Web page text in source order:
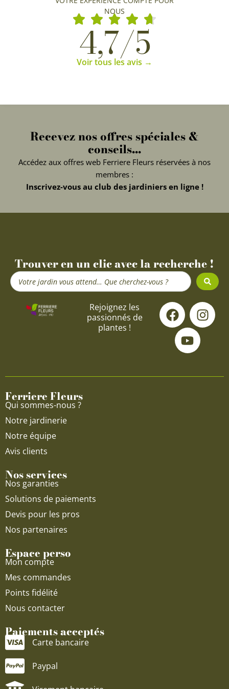
NOUS
4,7/5
Voir tous les avis →
Recevez nos offres spéciales &
conseils...
Accédez aux offres web Ferriere Fleurs réservées à nos
membres :
Inscrivez-vous au club des jardiniers en ligne !
Trouver en un clic avec la recherche !
Search
...
Rejoignez les
passionnés de
plantes !
F
a
c
e
o
I
n
s
g
Y
o
u
t
u
b
Ferriere Fleurs
Qui sommes-nous ?
Notre jardinerie
Notre équipe
Avis clients
Nos services
Nos garanties
Solutions de paiements
Devis pour les pros
Nos partenaires
Espace perso
Mon compte
Mes commandes
Points fidélité
Nous contacter
Paiements acceptés
Carte bancaire
Paypal